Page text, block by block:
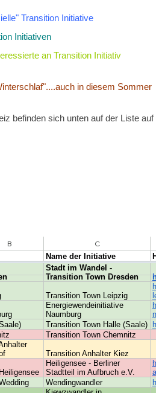
Transition Initiative
Initiativen
an Transition Initiativ
in diesem Sommer
befinden sich unten auf der Liste auf